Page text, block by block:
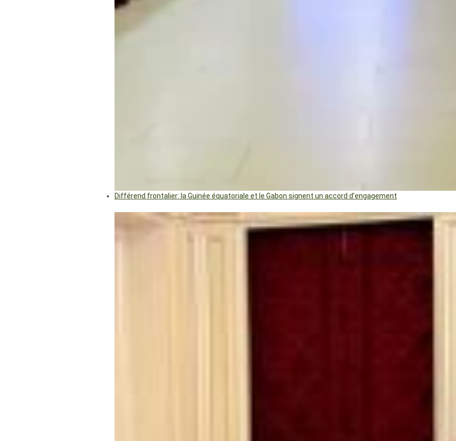
Différend frontalier: la Guinée équatoriale et le Gabon signent un accord d’engagement